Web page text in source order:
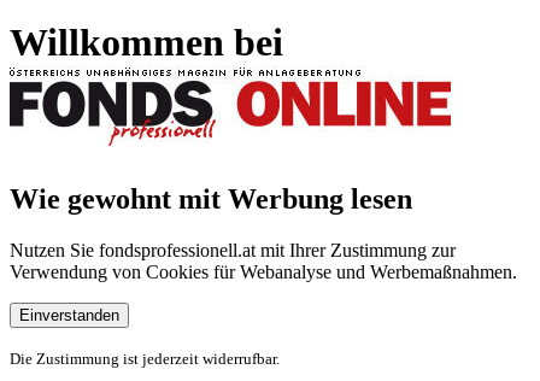
Willkommen bei
Wie gewohnt mit Werbung lesen
Nutzen Sie fondsprofessionell.at mit Ihrer Zustimmung zur
Verwendung von Cookies für Webanalyse und Werbemaßnahmen.
Einverstanden
Die Zustimmung ist jederzeit widerrufbar.